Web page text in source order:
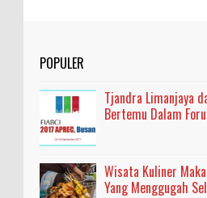
POPULER
Tjandra Limanjaya
Bertemu Dalam
Wisata Kuliner
Yang Menggugah